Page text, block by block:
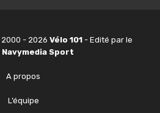
- 2026 Vélo 101 - Edité par le
Navymedia Sport
A propos
L’équipe